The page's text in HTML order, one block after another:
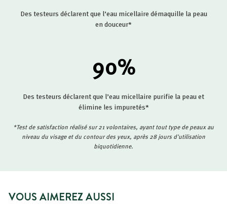
Des testeurs déclarent que l’eau micellaire démaquille la peau
en douceur*
90%
Des testeurs déclarent que l’eau micellaire purifie la peau et
élimine les impuretés*
*Test de satisfaction réalisé sur 21 volontaires, ayant tout type de peaux au
niveau du visage et du contour des yeux, après 28 jours d'utilisation
biquotidienne.
VOUS AIMEREZ AUSSI